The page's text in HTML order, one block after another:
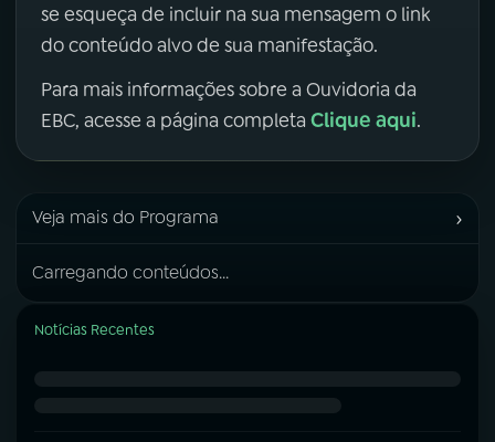
se esqueça de incluir na sua mensagem o link
do conteúdo alvo de sua manifestação.
Para mais informações sobre a Ouvidoria da
EBC, acesse a página completa Clique aqui.
Veja mais do Programa ›
Carregando conteúdos...
Notícias Recentes